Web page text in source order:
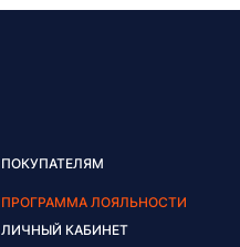
ПОКУПАТЕЛЯМ
ПРОГРАММА ЛОЯЛЬНОСТИ
ЛИЧНЫЙ КАБИНЕТ